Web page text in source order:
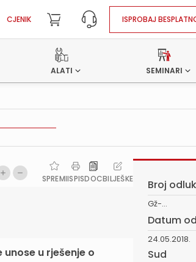
CJENIK ISPROBAJ
ALATI SEMINARI
SPREMIISPISDOCBILJEŠKE
u rješenje o
Broj
Gž-...
Datum
24.05.2018.
Sud